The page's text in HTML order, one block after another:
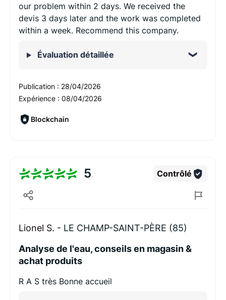
our problem within 2 days. We received the
devis 3 days later and the work was completed
within a week. Recommend this company.
Évaluation détaillée
Publication : 28/04/2026
Expérience : 08/04/2026
Blockchain
5 Contrôlé
Lionel S. - LE CHAMP-SAINT-PÈRE (85)
Analyse de l'eau, conseils en magasin &
achat produits
R A S très Bonne accueil